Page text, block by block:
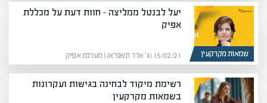
שמאות מקרקעין
יעל לבנטל ממליצה – חוות דעת על מכללת
אפיק
15/02/21 (ג׳ אדר תשפ״א) | מערכת אפיק
רשימת מיקוד לבחינה בגישות ועקרונות
בשמאות מקרקעין